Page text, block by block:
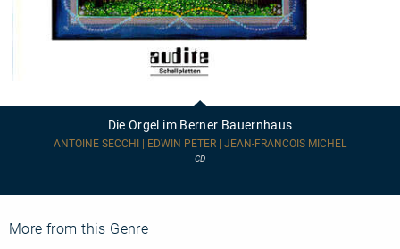
Bauernhaus
Die Orgel im Berner Bauernhaus
ANTOINE SECCHI | EDWIN PETER | JEAN-FRANCOIS MICHEL
CD
More from this Genre